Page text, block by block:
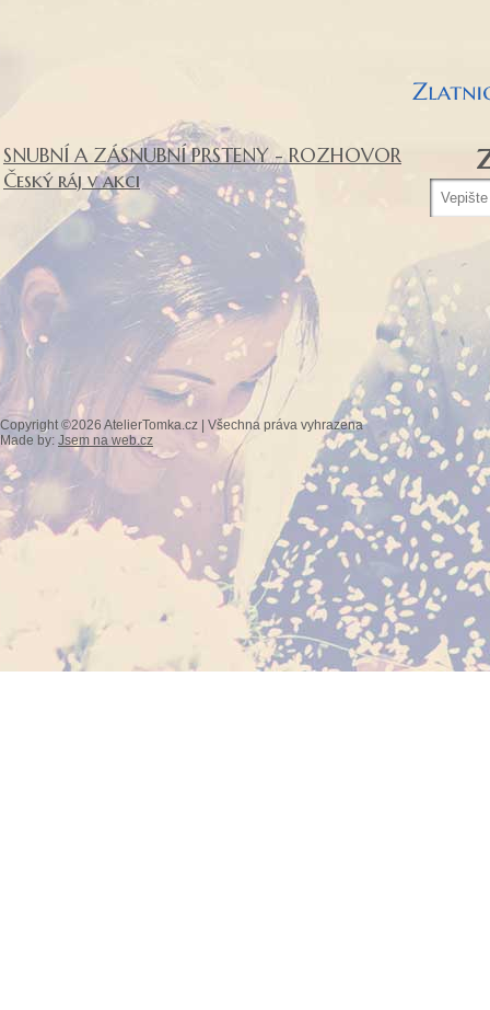
SNUBNÍ A ZÁSNUBNÍ PRSTENY - ROZHOVOR
Český ráj v akci
Copyright ©2026 AtelierTomka.cz | Všechna práva vyhrazena
Made by: Jsem na web.cz